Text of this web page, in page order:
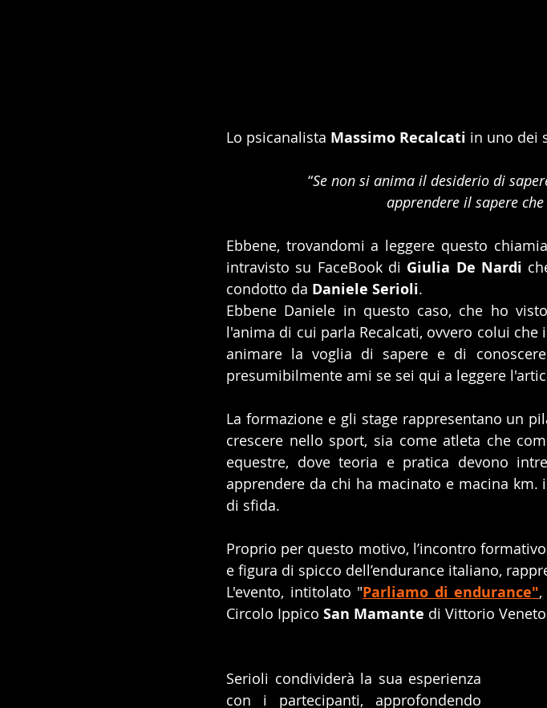
Lo psicanalista Massimo Recalcati in uno dei
“Se non si anima il desiderio di
apprendere il sapere
Ebbene, trovandomi a leggere questo
intravisto su FaceBook di Giulia De Nardi
condotto da Daniele Serioli.
Ebbene Daniele in questo caso, che ho
l'anima di cui parla Recalcati, ovvero colui
animare la voglia di sapere e di
presumibilmente ami se sei qui a leggere
La formazione e gli stage rappresentano un
crescere nello sport, sia come atleta che
equestre, dove teoria e pratica devono
apprendere da chi ha macinato e macina
di sfida.
Proprio per questo motivo, l’incontro
e figura di spicco dell’endurance italiano,
L'evento, intitolato "Parliamo di endurance"
Circolo Ippico San Mamante di Vittorio Veneto
Serioli condividerà la sua esperienza
con i partecipanti, approfondendo